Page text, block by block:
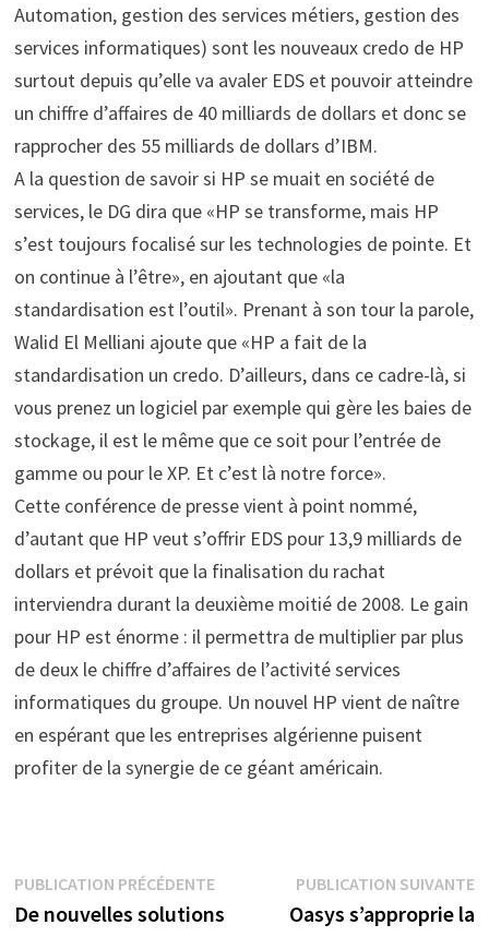
Automation, gestion des services métiers, gestion des
services informatiques) sont les nouveaux credo de HP
surtout depuis qu’elle va avaler EDS et pouvoir atteindre
un chiffre d’affaires de 40 milliards de dollars et donc se
rapprocher des 55 milliards de dollars d’IBM.
A la question de savoir si HP se muait en société de
services, le DG dira que «HP se transforme, mais HP
s’est toujours focalisé sur les technologies de pointe. Et
on continue à l’être», en ajoutant que «la
standardisation est l’outil». Prenant à son tour la parole,
Walid El Melliani ajoute que «HP a fait de la
standardisation un credo. D’ailleurs, dans ce cadre-là, si
vous prenez un logiciel par exemple qui gère les baies de
stockage, il est le même que ce soit pour l’entrée de
gamme ou pour le XP. Et c’est là notre force».
Cette conférence de presse vient à point nommé,
d’autant que HP veut s’offrir EDS pour 13,9 milliards de
dollars et prévoit que la finalisation du rachat
interviendra durant la deuxième moitié de 2008. Le gain
pour HP est énorme : il permettra de multiplier par plus
de deux le chiffre d’affaires de l’activité services
informatiques du groupe. Un nouvel HP vient de naître
en espérant que les entreprises algérienne puisent
profiter de la synergie de ce géant américain.
Navigation
PUBLICATION PRÉCÉDENTEPublication
précédente :
De nouvelles solutions
PUBLICATION SUIVANTE
Oasys s’approprie la